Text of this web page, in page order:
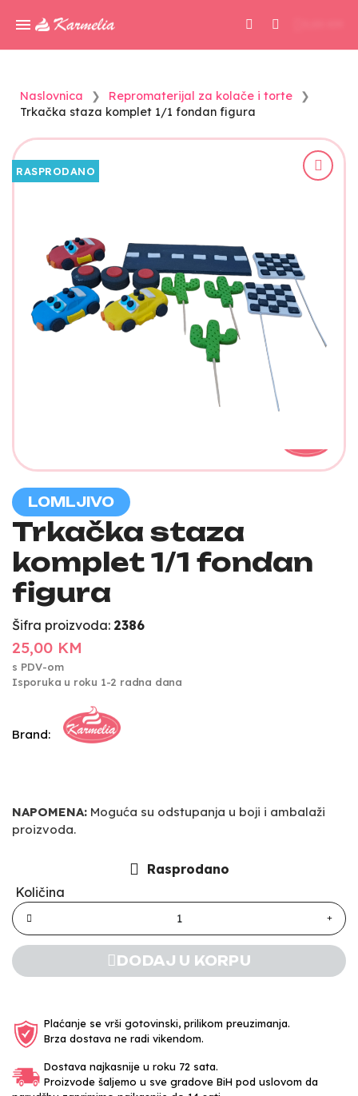
Naslovnica
Repromaterijal za kolače i torte
Trkačka staza komplet 1/1 fondan figura
RASPRODANO
LOMLJIVO
Trkačka staza
komplet 1/1 fondan
figura
Šifra proizvoda: 2386
25,00 KM
s PDV-om
Isporuka u roku 1-2 radna dana
Brand:
NAPOMENA: Moguća su odstupanja u boji i ambalaži
proizvoda.
Rasprodano
Količina
DODAJ U KORPU
Plaćanje se vrši gotovinski, prilikom preuzimanja.
Brza dostava ne radi vikendom.
Dostava najkasnije u roku 72 sata.
Proizvode šaljemo u sve gradove BiH pod uslovom da